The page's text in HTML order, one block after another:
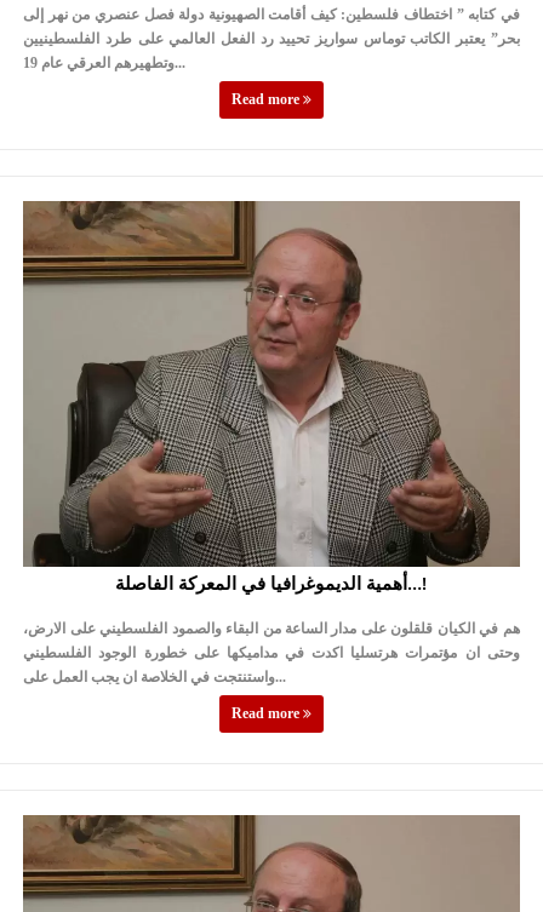
في كتابه ” اختطاف فلسطين: كيف أقامت الصهيونية دولة فصل عنصري من نهر إلى
بحر” يعتبر الكاتب توماس سواريز تحييد رد الفعل العالمي على طرد الفلسطينيين
وتطهيرهم العرقي عام 19...
Read more
أهمية الديموغرافيا في المعركة الفاصلة…!
هم في الكيان قلقلون على مدار الساعة من البقاء والصمود الفلسطيني على الارض،
وحتى ان مؤتمرات هرتسليا اكدت في مداميكها على خطورة الوجود الفلسطيني
واستنتجت في الخلاصة ان يجب العمل على...
Read more